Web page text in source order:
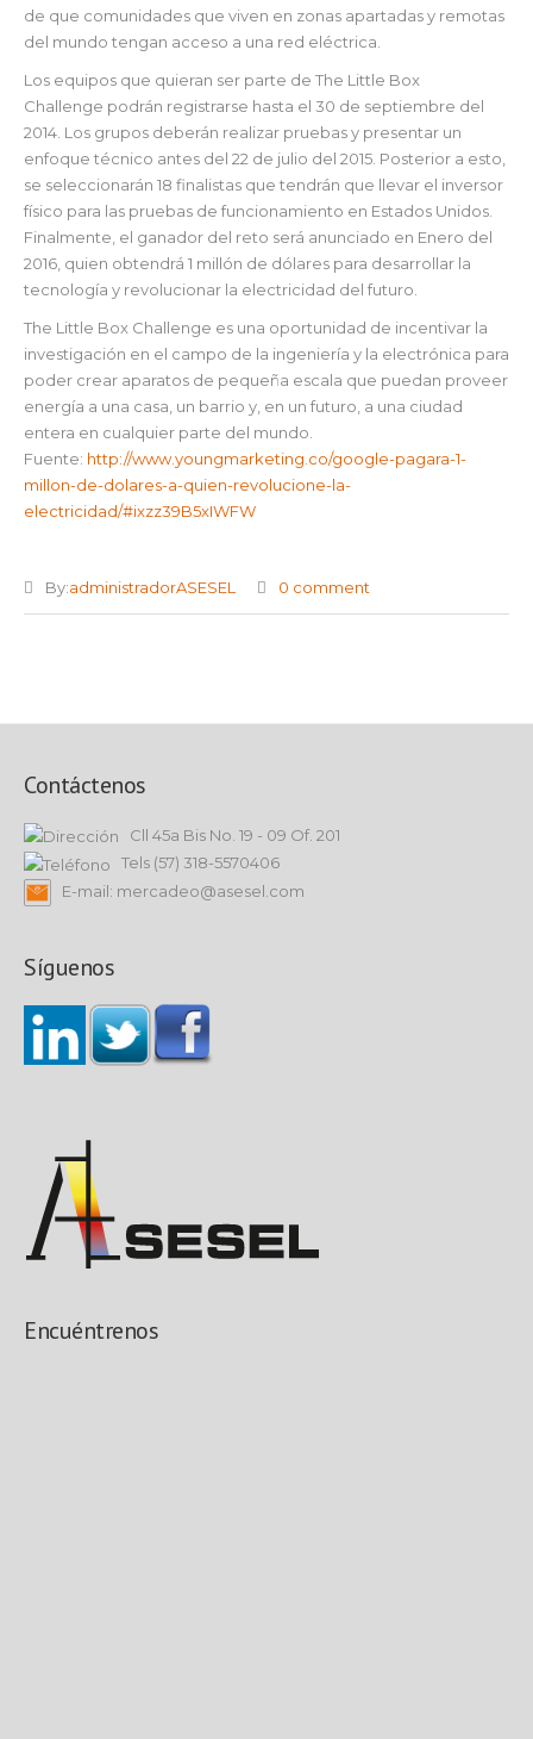
de que comunidades que viven en zonas apartadas y remotas
del mundo tengan acceso a una red eléctrica.
Los equipos que quieran ser parte de The Little Box
Challenge podrán registrarse hasta el 30 de septiembre del
2014. Los grupos deberán realizar pruebas y presentar un
enfoque técnico antes del 22 de julio del 2015. Posterior a esto,
se seleccionarán 18 finalistas que tendrán que llevar el inversor
físico para las pruebas de funcionamiento en Estados Unidos.
Finalmente, el ganador del reto será anunciado en Enero del
2016, quien obtendrá 1 millón de dólares para desarrollar la
tecnología y revolucionar la electricidad del futuro.
The Little Box Challenge es una oportunidad de incentivar la
investigación en el campo de la ingeniería y la electrónica para
poder crear aparatos de pequeña escala que puedan proveer
energía a una casa, un barrio y, en un futuro, a una ciudad
entera en cualquier parte del mundo.
Fuente: http://www.youngmarketing.co/google-pagara-1-
millon-de-dolares-a-quien-revolucione-la-
electricidad/#ixzz39B5xIWFW
By:administradorASESEL 0 comment
Contáctenos
Cll 45a Bis No. 19 - 09 Of. 201
Tels (57) 318-5570406
E-mail: mercadeo@asesel.com
Síguenos
Encuéntrenos